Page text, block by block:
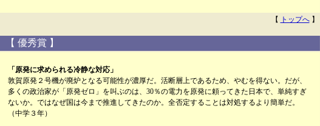
【 トップへ】
【 優秀賞 】
「原発に求められる冷静な対応」
敦賀原発２号機が廃炉となる可能性が濃厚だ。活断層上であるため、やむを得ない。だが、
多くの政治家が「原発ゼロ」を叫ぶのは、30％の電力を原発に頼ってきた日本で、単純すぎ
ないか。ではなぜ国は今まで推進してきたのか。全否定することは対処するより簡単だ。
（中学３年）